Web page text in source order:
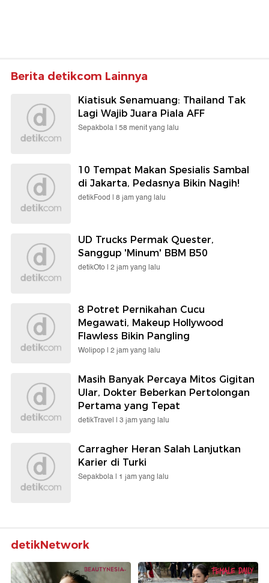
Berita detikcom Lainnya
Kiatisuk Senamuang: Thailand Tak
Lagi Wajib Juara Piala AFF
Sepakbola | 58 menit yang lalu
10 Tempat Makan Spesialis Sambal
di Jakarta, Pedasnya Bikin Nagih!
detikFood | 8 jam yang lalu
UD Trucks Permak Quester,
Sanggup 'Minum' BBM B50
detikOto | 2 jam yang lalu
8 Potret Pernikahan Cucu
Megawati, Makeup Hollywood
Flawless Bikin Pangling
Wolipop | 2 jam yang lalu
Masih Banyak Percaya Mitos Gigitan
Ular, Dokter Beberkan Pertolongan
Pertama yang Tepat
detikTravel | 3 jam yang lalu
Carragher Heran Salah Lanjutkan
Karier di Turki
Sepakbola | 1 jam yang lalu
detikNetwork